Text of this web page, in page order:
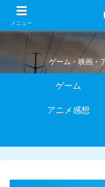
ゲーム・映画・
ゲーム
アニメ感想
メニュー